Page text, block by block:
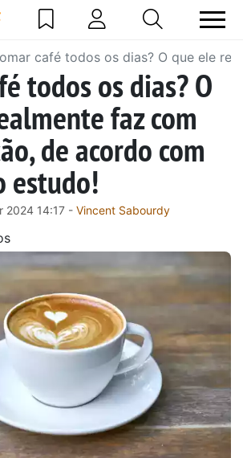
café todos os dias? O que ele
todos os dias? O
faz com
de acordo com
estudo!
2024 14:17 - Vincent Sabourdy